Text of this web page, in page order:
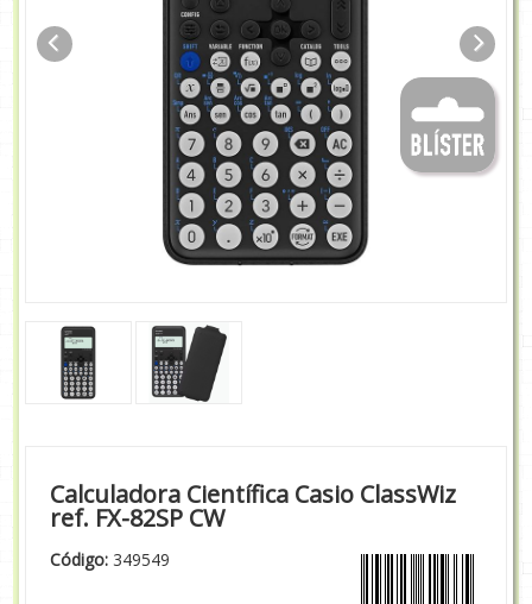
Calculadora Científica Casio ClassWiz
ref. FX-82SP CW
Código: 349549